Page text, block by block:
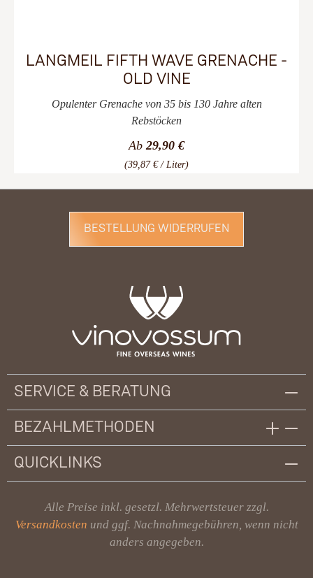
LANGMEIL FIFTH WAVE GRENACHE -
OLD VINE
Opulenter Grenache von 35 bis 130 Jahre alten
Rebstöcken
Ab29,90 €
(39,87 € / Liter)
BESTELLUNG WIDERRUFEN
SERVICE & BERATUNG
BEZAHLMETHODEN
QUICKLINKS
Alle Preise inkl. gesetzl. Mehrwertsteuer zzgl.
Versandkosten und ggf. Nachnahmegebühren, wenn nicht
anders angegeben.